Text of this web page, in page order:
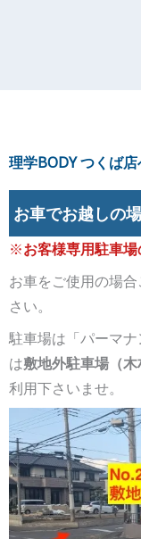
理学BODY つくば
お車でお越しの
※お客様専用駐車
お車をご使用の場
さい。
駐車場は「パーマ
は敷地外駐車場（
利用下さいませ。